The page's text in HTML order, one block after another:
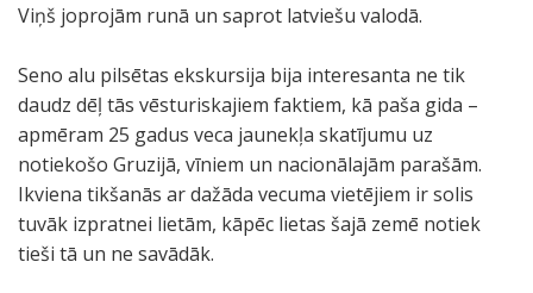
Viņš joprojām runā un saprot latviešu valodā.
Seno alu pilsētas ekskursija bija interesanta ne tik
daudz dēļ tās vēsturiskajiem faktiem, kā paša gida –
apmēram 25 gadus veca jaunekļa skatījumu uz
notiekošo Gruzijā, vīniem un nacionālajām parašām.
Ikviena tikšanās ar dažāda vecuma vietējiem ir solis
tuvāk izpratnei lietām, kāpēc lietas šajā zemē notiek
tieši tā un ne savādāk.